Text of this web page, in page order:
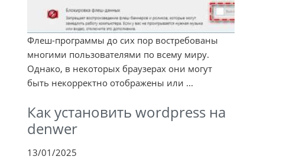
Флеш-программы до сих пор востребованы
многими пользователями по всему миру.
Однако, в некоторых браузерах они могут
быть некорректно отображены или ...
Как установить wordpress на
denwer
13/01/2025